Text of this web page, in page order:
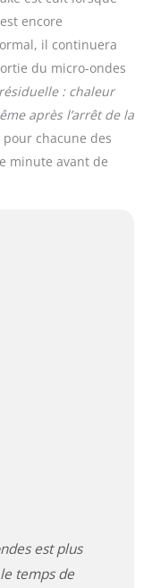
encore
il continuera
du micro-ondes
: chaleur
après l’arrêt de la
pour chacune des
minute avant de
est plus
temps de